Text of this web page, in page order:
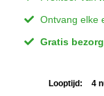
Ontvang elke
Gratis
Looptijd:
4